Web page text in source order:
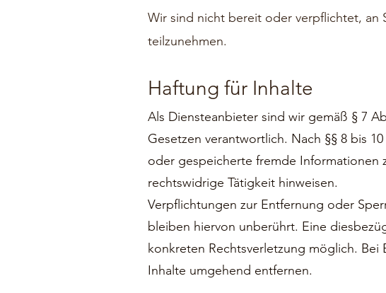
Wir sind nicht bereit oder verpflichtet, an
teilzunehmen.
Haftung für Inhalte
Als Diensteanbieter sind wir gemäß § 7
Gesetzen verantwortlich. Nach §§ 8 bis
oder gespeicherte fremde Informationen
rechtswidrige Tätigkeit hinweisen.
Verpflichtungen zur Entfernung oder
bleiben hiervon unberührt. Eine
konkreten Rechtsverletzung möglich.
Inhalte umgehend entfernen.